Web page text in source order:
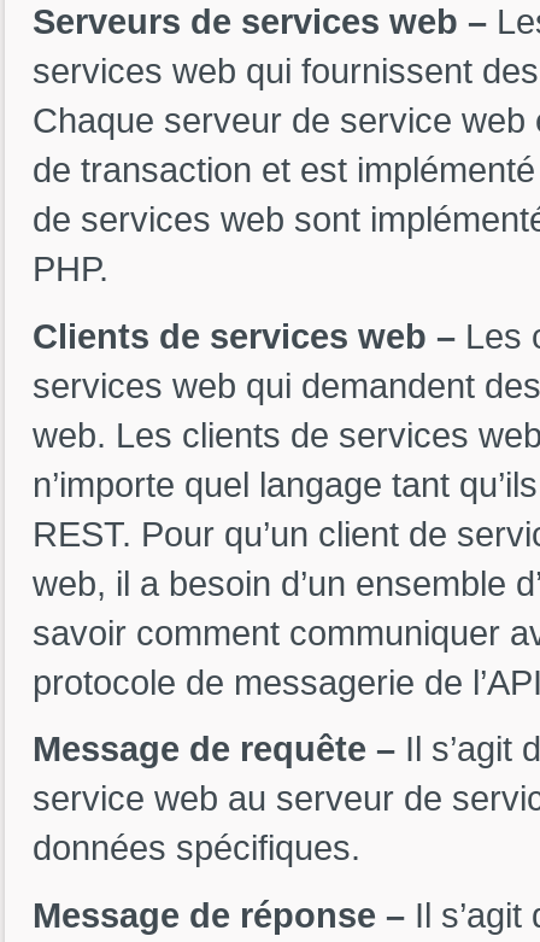
Serveurs de services web –
services web qui fournissent
Chaque serveur de service web
de transaction et est
de services web sont
PHP.
Clients de services web – Les
services web qui demandent
web. Les clients de services
n’importe quel langage tant
REST. Pour qu’un client de
web, il a besoin d’un ensemble
savoir comment communiquer
protocole de messagerie de
Message de requête – Il s’agit
service web au serveur de
données spécifiques.
Message de réponse – Il